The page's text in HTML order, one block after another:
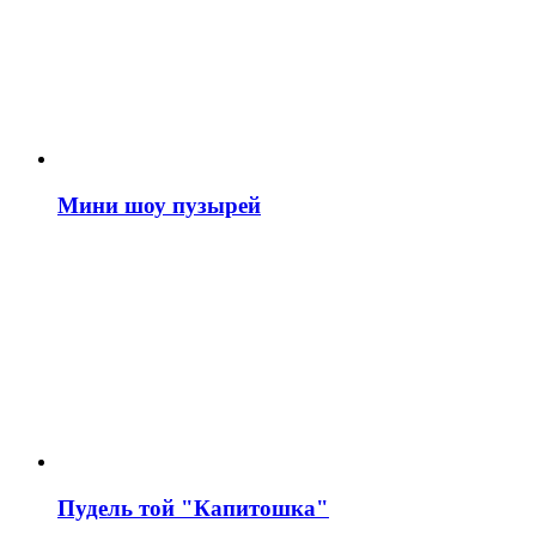
Мини шоу пузырей
Пудель той "Капитошка"